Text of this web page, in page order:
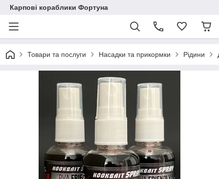
Карпові кораблики Фортуна
Товари та послуги Насадки та прикормки Рідини